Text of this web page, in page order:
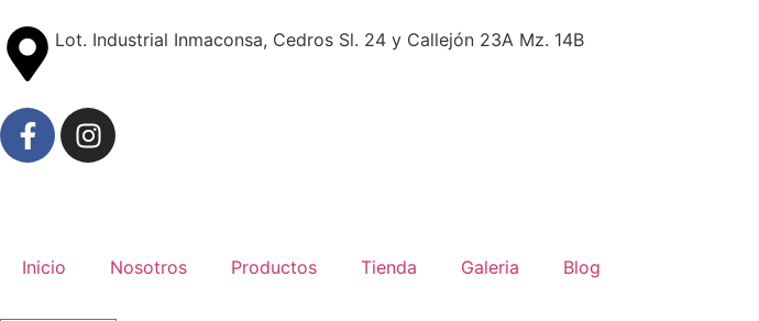
Lot. Industrial Inmaconsa, Cedros Sl. 24 y Callejón 23A Mz. 14B
Inicio Nosotros Productos Tienda Galeria Blog